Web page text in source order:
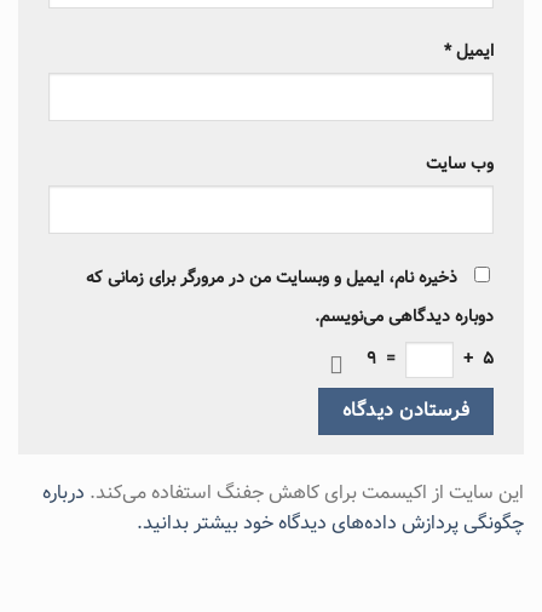
ایمیل*
وب‌ سایت
ذخیره نام، ایمیل و وبسایت من در مرورگر برای زمانی که
دوباره دیدگاهی می‌نویسم.
5
+
=
9
این سایت از اکیسمت برای کاهش جفنگ استفاده می‌کند. درباره
چگونگی پردازش داده‌های دیدگاه خود بیشتر بدانید.